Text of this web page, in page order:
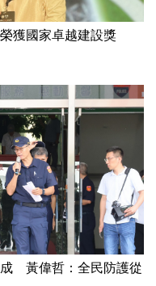
獲國家卓越建設獎
成 黃偉哲：全民防護從